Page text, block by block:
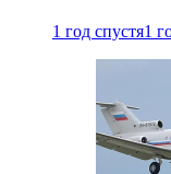
1 год спустя1